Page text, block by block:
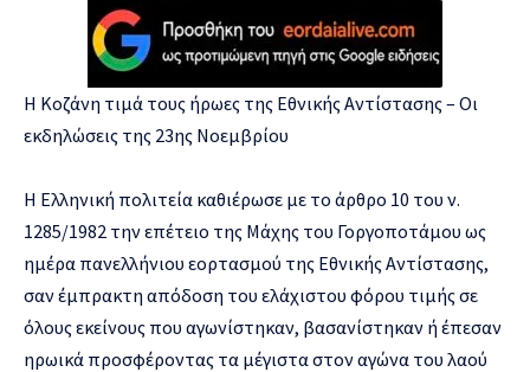
Η Κοζάνη τιμά τους ήρωες της Εθνικής Αντίστασης – Οι
εκδηλώσεις της 23ης Νοεμβρίου
Η Ελληνική πολιτεία καθιέρωσε με το άρθρο 10 του ν.
1285/1982 την επέτειο της Μάχης του Γοργοποτάμου ως
ημέρα πανελλήνιου εορτασμού της Εθνικής Αντίστασης,
σαν έμπρακτη απόδοση του ελάχιστου φόρου τιμής σε
όλους εκείνους που αγωνίστηκαν, βασανίστηκαν ή έπεσαν
ηρωικά προσφέροντας τα μέγιστα στον αγώνα του λαού